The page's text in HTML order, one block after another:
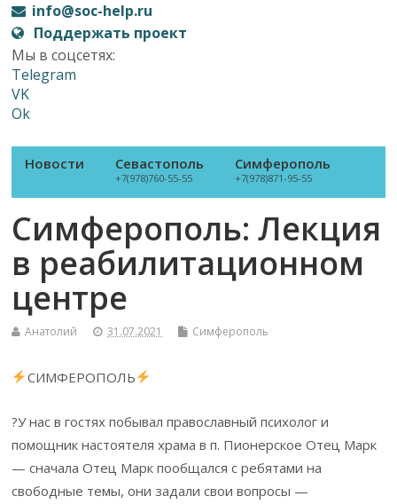
info@soc-help.ru
Поддержать проект
Мы в соцсетях:
Telegram
VK
Ok
Новости Севастополь
+7(978)760-55-55
Симферополь
+7(978)871-95-55
Симферополь: Лекция
в реабилитационном
центре
Анатолий 31.07.2021 Симферополь
СИМФЕРОПОЛЬ
?У нас в гостях побывал православный психолог и
помощник настоятеля храма в п. Пионерское Отец Марк
— сначала Отец Марк пообщался с ребятами на
свободные темы, они задали свои вопросы —